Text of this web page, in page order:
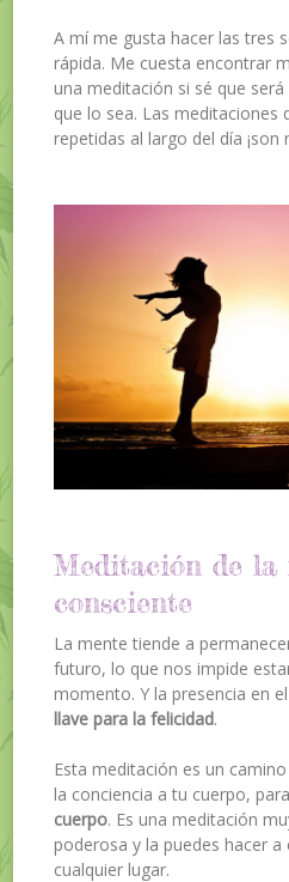
A mí me gusta hacer las tres
rápida. Me cuesta encontrar
una meditación si sé que
que lo sea. Las meditaciones
repetidas al largo del día ¡son
Meditación de la
consciente
La mente tiende a
futuro, lo que nos impide
momento. Y la presencia en
llave para la felicidad.
Esta meditación es un
la conciencia a tu cuerpo, para
cuerpo. Es una meditación
poderosa y la puedes hacer a
cualquier lugar.